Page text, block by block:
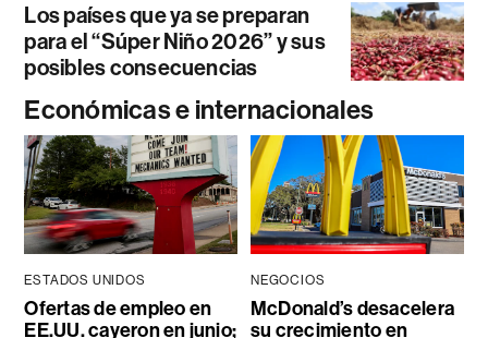
Los países que ya se preparan
para el “Súper Niño 2026” y sus
posibles consecuencias
Económicas e internacionales
ESTADOS UNIDOS
Ofertas de empleo en
EE.UU. cayeron en junio;
NEGOCIOS
McDonald’s desacelera
su crecimiento en